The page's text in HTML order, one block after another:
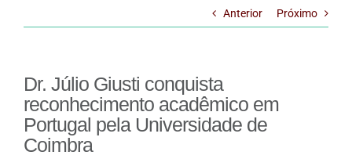
Anterior Próximo
Dr. Júlio Giusti conquista
reconhecimento acadêmico em
Portugal pela Universidade de
Coimbra